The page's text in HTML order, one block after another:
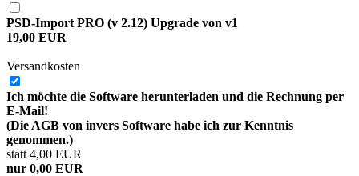
PSD-Import PRO (v 2.12) Upgrade von v1
19,00 EUR
Versandkosten
Ich möchte die Software herunterladen und die Rechnung per
E-Mail!
(Die AGB von invers Software habe ich zur Kenntnis
genommen.)
statt 4,00 EUR
nur 0,00 EUR